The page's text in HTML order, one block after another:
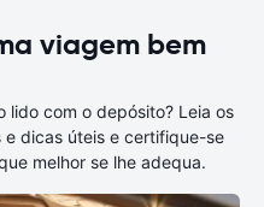
viagem bem
lido com o depósito? Leia os
e dicas úteis e certifique-se
melhor se lhe adequa.